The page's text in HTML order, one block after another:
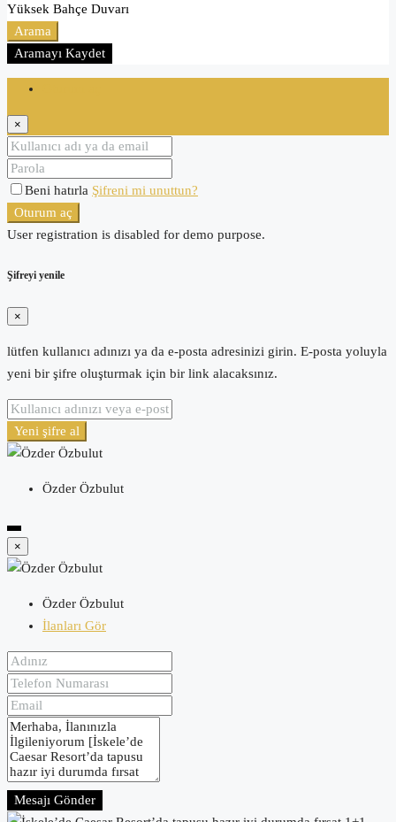
Yüksek Bahçe Duvarı
Arama
Aramayı Kaydet
×
Beni hatırla Şifreni mi unuttun?
Oturum aç
User registration is disabled for demo purpose.
Şifreyi yenile
×
lütfen kullanıcı adınızı ya da e-posta adresinizi girin. E-posta yoluyla
yeni bir şifre oluşturmak için bir link alacaksınız.
Yeni şifre al
Özder Özbulut
×
Özder Özbulut
İlanları Gör
Mesajı Gönder